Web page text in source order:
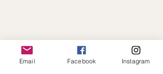
Email Facebook Instagram